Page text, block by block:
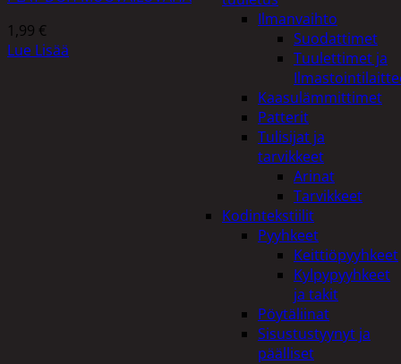
Ilmanvaihto
Suodattimet
Tuulettimet ja
Kaasulämmittimet
Patterit
Tulisijat ja
tarvikkeet
Arinat
Tarvikkeet
Kodintekstiilit
Pyyhkeet
Keittiöpyyhkeet
Kylpypyyhkeet
ja takit
Pöytäliinat
Sisustustyynyt ja
päälliset
1,99 €
Lue Lisää